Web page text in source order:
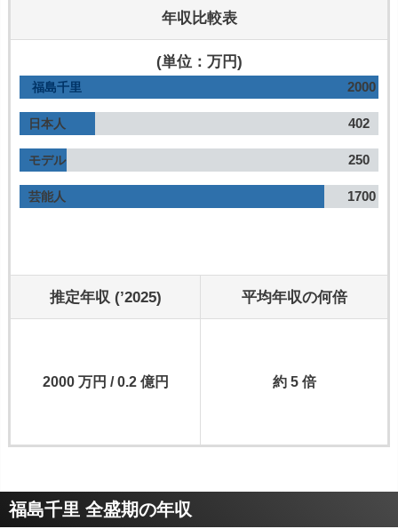
年収比較表
(単位：万円)
福島千里 2000
日本人 402
モデル 250
芸能人 1700
推定年収 (’2025) 平均年収の何倍
2000 万円 / 0.2 億円 約 5 倍
福島千里 全盛期の年収